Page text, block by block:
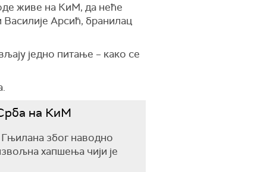
живе на КиМ, да неће
Арсић, бранилац
једно питање – како се
на КиМ
због наводно
хапшења чији је